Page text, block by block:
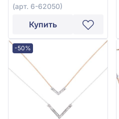
(арт. 6-62050)
Купить
-50%